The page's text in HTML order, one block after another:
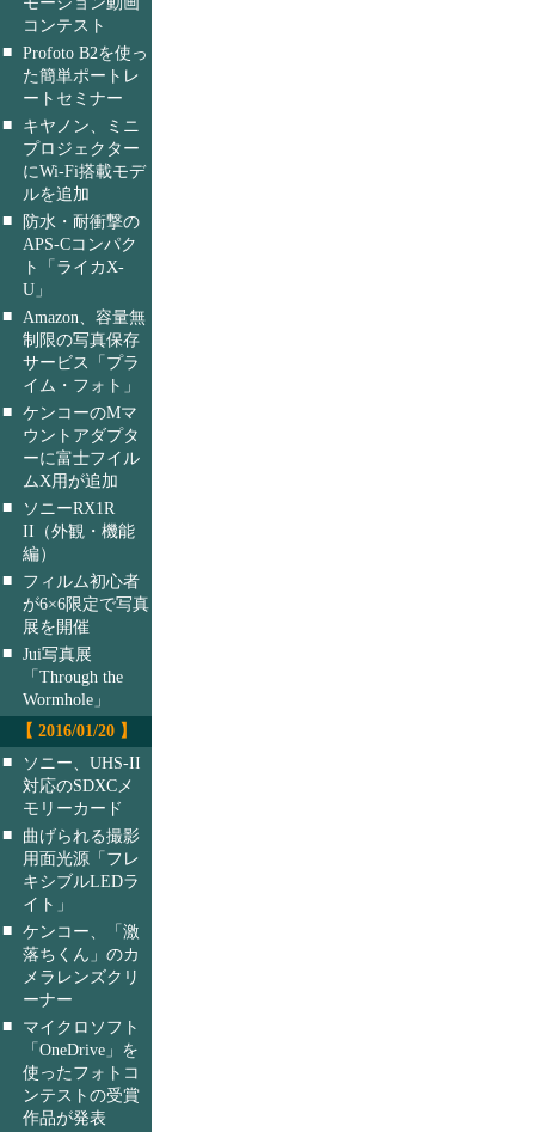
コンテスト
■ Profoto B2を使っ
た簡単ポートレ
ートセミナー
■
キヤノン、ミニ
プロジェクター
にWi-Fi搭載モデ
ルを追加
■
防水・耐衝撃の
APS-Cコンパク
ト「ライカX-
U」
■
Amazon、容量無
制限の写真保存
サービス「プラ
イム・フォト」
■ ケンコーのMマ
ウントアダプタ
ーに富士フイル
ムX用が追加
■
ソニーRX1R
II（外観・機能
編）
■
フィルム初心者
が6×6限定で写真
展を開催
■ Jui写真展
「Through the
Wormhole」
【 2016/01/20 】
■
ソニー、UHS-II
対応のSDXCメ
モリーカード
■
曲げられる撮影
用面光源「フレ
キシブルLEDラ
イト」
■ ケンコー、「激
落ちくん」のカ
メラレンズクリ
ーナー
■
マイクロソフト
「OneDrive」を
使ったフォトコ
ンテストの受賞
作品が発表